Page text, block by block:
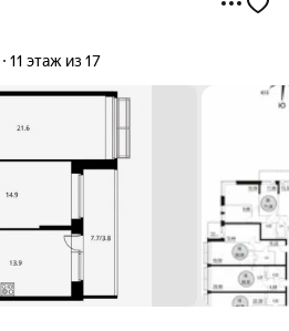
11 этаж из 17